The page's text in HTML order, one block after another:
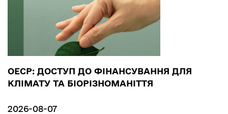
ОЕСР: ДОСТУП ДО ФІНАНСУВАННЯ ДЛЯ
КЛІМАТУ ТА БІОРІЗНОМАНІТТЯ
2026-08-07